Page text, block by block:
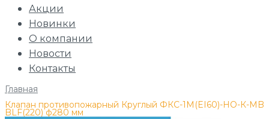
Акции
Новинки
О компании
Новости
Контакты
Главная
/
Клапан противопожарный Круглый ФКС-1М(EI60)-НО-К-MB
BLF(220) ф280 мм